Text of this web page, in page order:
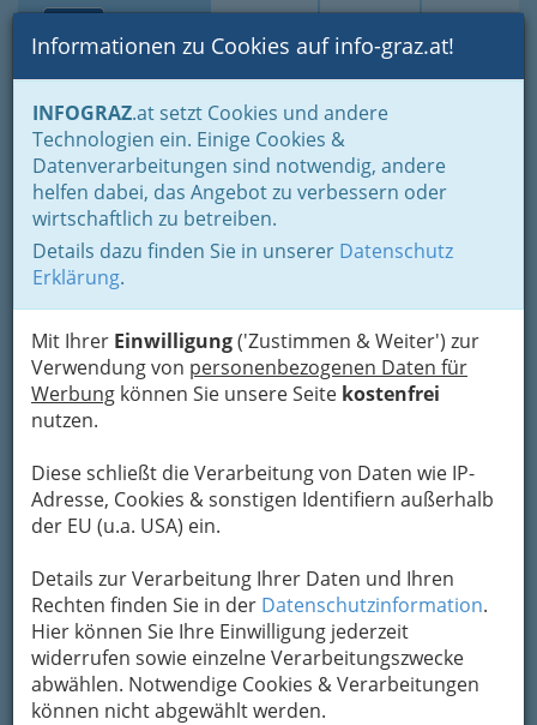
Suche Login Toggle
Informationen zu Cookies auf info-graz.at!
INFOGRAZ.at setzt Cookies und andere
Technologien ein. Einige Cookies &
Datenverarbeitungen sind notwendig, andere
helfen dabei, das Angebot zu verbessern oder
wirtschaftlich zu betreiben.
Details dazu finden Sie in unserer Datenschutz
Erklärung.
Mit Ihrer Einwilligung('Zustimmen & Weiter') zur
Verwendung von personenbezogenen Daten für
Werbung können Sie unsere Seite kostenfrei
nutzen.
Diese schließt die Verarbeitung von Daten wie IP-
Adresse, Cookies & sonstigen Identifiern außerhalb
der EU (u.a. USA) ein.
Details zur Verarbeitung Ihrer Daten und Ihren
Rechten finden Sie in der Datenschutzinformation.
Hier können Sie Ihre Einwilligung jederzeit
widerrufen sowie einzelne Verarbeitungszwecke
abwählen. Notwendige Cookies & Verarbeitungen
können nicht abgewählt werden.
Home
Fotos
Jänner bis Dezember - nach Monaten und Halbjahren gruppiert
Dezember 2014
PianoForteBrass (A) -
Stockwerkjazz
Weihnachtskonzert 2014 bei Stockwerkjazz - PianoForteBrass
(A) - 001
Vergrößern
Previous Next